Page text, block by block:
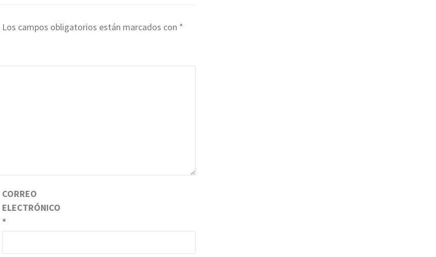
Los campos obligatorios están marcados con *
CORREO
ELECTRÓNICO
*